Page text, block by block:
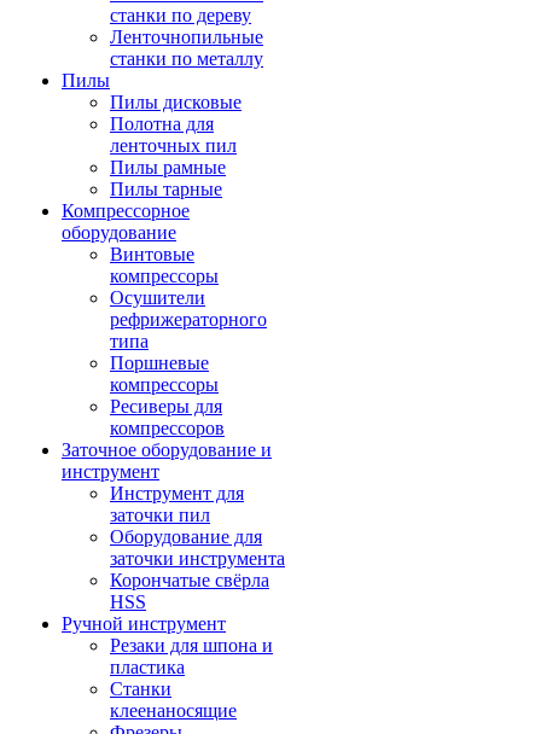
станки по дереву
Ленточнопильные
станки по металлу
Пилы
Пилы дисковые
Полотна для
ленточных пил
Пилы рамные
Пилы тарные
Компрессорное
оборудование
Винтовые
компрессоры
Осушители
рефрижераторного
типа
Поршневые
компрессоры
Ресиверы для
компрессоров
Заточное оборудование и
инструмент
Инструмент для
заточки пил
Оборудование для
заточки инструмента
Корончатые свёрла
HSS
Ручной инструмент
Резаки для шпона и
пластика
Станки
клеенаносящие